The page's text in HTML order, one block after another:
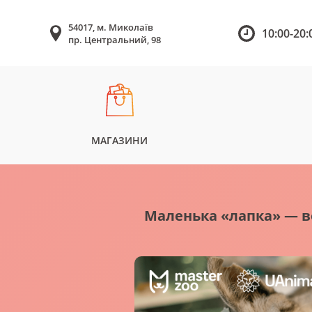
54017, м. Миколаїв
пр. Центральний, 98
10:00-
МАГАЗИНИ
Маленька «лапка» —